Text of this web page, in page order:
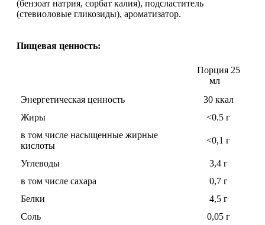
Изотоники
Комплексы аминокислот
Энергетики
Таурин
Цитруллин
(бензоат натрия, сорбат калия), подсластитель
(стевиоловые гликозиды), ароматизатор.
Пищевая ценность:
Порция 25
мл
Энергетическая ценность
30 ккал
Жиры
<0.5 г
в том числе насыщенные жирные
кислоты
<0,1 г
Углеводы
3,4 г
в том числе сахара
0,7 г
Белки
4,5 г
Соль
0,05 г